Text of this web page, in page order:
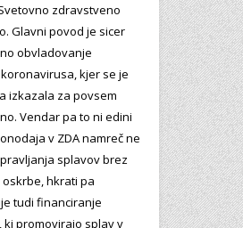
zdravstveno
Glavni povod je sicer
obvladovanje
kjer se je
izkazala za povsem
Vendar pa to ni edini
v ZDA namreč ne
splavov brez
hkrati pa
tudi financiranje
ki promovirajo splav v